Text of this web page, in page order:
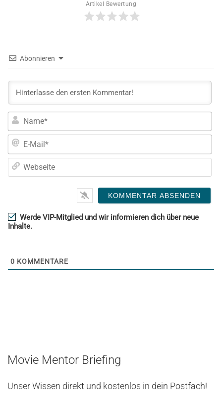
Artikel Bewertung
Abonnieren
Werde VIP-Mitglied und wir informieren dich über neue
Inhalte.
0 KOMMENTARE
Movie Mentor Briefing
Unser Wissen direkt und kostenlos in dein Postfach!